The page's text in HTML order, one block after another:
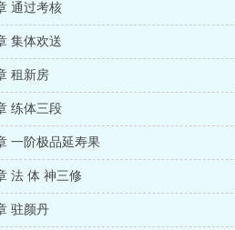
通过考核
集体欢送
租新房
练体三段
一阶极品延寿果
法 体 神三修
驻颜丹